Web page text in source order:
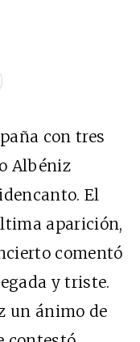
con tres
Albéniz
El
aparición,
comentó
y triste.
un ánimo de